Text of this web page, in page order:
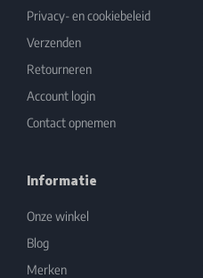
Privacy- en cookiebeleid
Verzenden
Retourneren
Account login
Contact opnemen
Informatie
Onze winkel
Blog
Merken